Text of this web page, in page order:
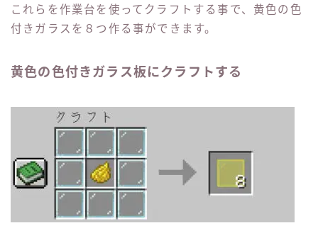
これらを作業台を使ってクラフトする事で、黄色の色
付きガラスを８つ作る事ができます。
黄色の色付きガラス板にクラフトする